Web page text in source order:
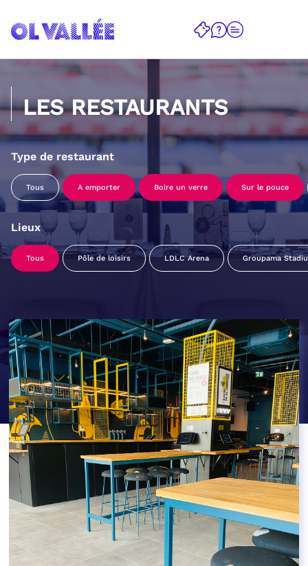
LES RESTAURANTS
Type de restaurant
Tous A emporter Boire un verre Sur le pouce
Lieux
Tous Pôle de loisirs LDLC Arena Groupama